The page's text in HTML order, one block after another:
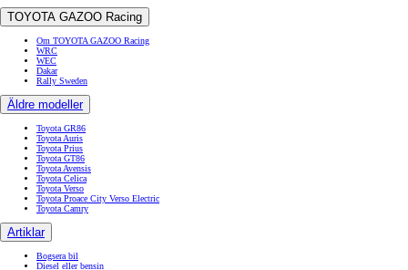
TOYOTA GAZOO Racing
Om TOYOTA GAZOO Racing
WRC
WEC
Dakar
Rally Sweden
Äldre modeller
Toyota GR86
Toyota Auris
Toyota Prius
Toyota GT86
Toyota Avensis
Toyota Celica
Toyota Verso
Toyota Proace City Verso Electric
Toyota Camry
Artiklar
Bogsera bil
Diesel eller bensin